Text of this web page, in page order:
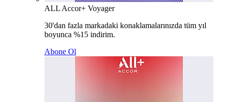
ALL Accor+ Voyager
30'dan fazla markadaki konaklamalarınızda tüm yıl
boyunca %15 indirim.
Abone Ol